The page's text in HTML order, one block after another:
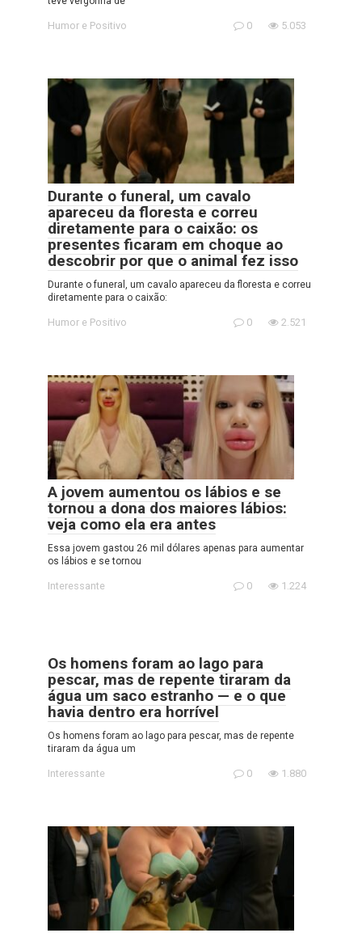
Humor e Positivo 0 5.053
Durante o funeral, um cavalo
apareceu da floresta e correu
diretamente para o caixão: os
presentes ficaram em choque ao
descobrir por que o animal fez isso
Durante o funeral, um cavalo apareceu da floresta e correu
diretamente para o caixão:
Humor e Positivo 0 2.521
A jovem aumentou os lábios e se
tornou a dona dos maiores lábios:
veja como ela era antes
Essa jovem gastou 26 mil dólares apenas para aumentar
os lábios e se tornou
Interessante 0 1.224
Os homens foram ao lago para
pescar, mas de repente tiraram da
água um saco estranho — e o que
havia dentro era horrível
Os homens foram ao lago para pescar, mas de repente
tiraram da água um
Interessante 0 1.880